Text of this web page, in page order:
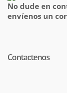
No dude en
envíenos un
Contactenos